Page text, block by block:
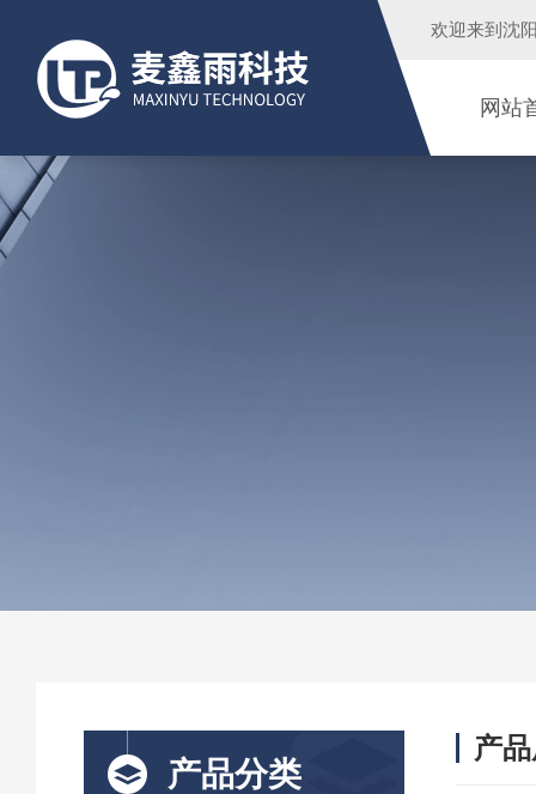
欢迎来到 沈
网站
产品分类
产